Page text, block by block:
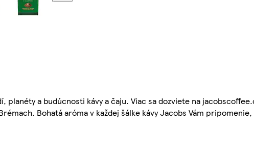
planéty a budúcnosti kávy a čaju. Viac sa dozviete na
Bohatá aróma v každej šálke kávy Jacobs Vám